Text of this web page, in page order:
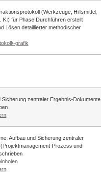
(Werkzeuge, Hilfsmittel,
KI) für Phase Durchführen erstellt
Lösen detaillierter methodischer
grafik
Sicherung zentraler Ergebnis-Dokumente
Aufbau und Sicherung zentraler
Prozess und